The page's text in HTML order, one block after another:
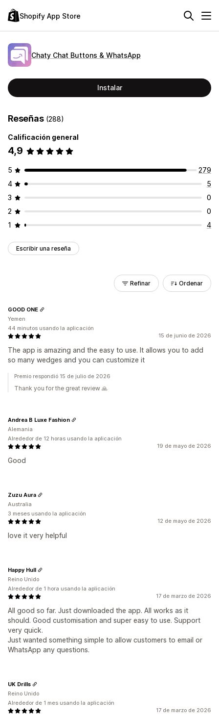
Shopify App Store
Chaty Chat Buttons & WhatsApp
Instalar
Reseñas (288)
Calificación general
4,9
5
279
4
5
3
0
2
0
1
4
Escribir una reseña
Refinar Ordenar
15 de junio de 2026
The app is amazing and the easy to use. It allows you to add
so many wedges and you can customize it
GOOD ONE
Yemen
44 minutos usando la aplicación
Premio respondió 15 de julio de 2026
Thank you for the great review 🙏
19 de mayo de 2026
Good
Andrea B Luxe Fashion
Alemania
Alrededor de 12 horas usando la aplicación
12 de mayo de 2026
love it very helpful
Zuzu Aura
Australia
3 meses usando la aplicación
17 de marzo de 2026
All good so far. Just downloaded the app. All works as it
should. Good customisation and super easy to use. Support
very quick.
Just wanted something simple to allow customers to email or
WhatsApp any questions.
Happy Hull
Reino Unido
Alrededor de 1 hora usando la aplicación
17 de marzo de 2026
UK Drills
Reino Unido
Alrededor de 1 mes usando la aplicación